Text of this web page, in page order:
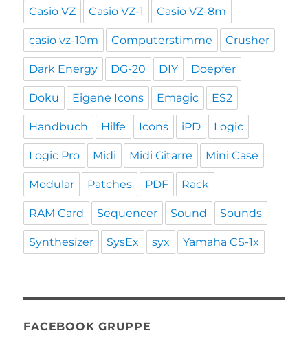
Casio VZ Casio VZ-1 Casio VZ-8m
casio vz-10m Computerstimme Crusher
Dark Energy DG-20 DIY Doepfer
Doku Eigene Icons Emagic ES2
Handbuch Hilfe Icons iPD Logic
Logic Pro Midi Midi Gitarre Mini Case
Modular Patches PDF Rack
RAM Card Sequencer Sound Sounds
Synthesizer SysEx syx Yamaha CS-1x
FACEBOOK GRUPPE